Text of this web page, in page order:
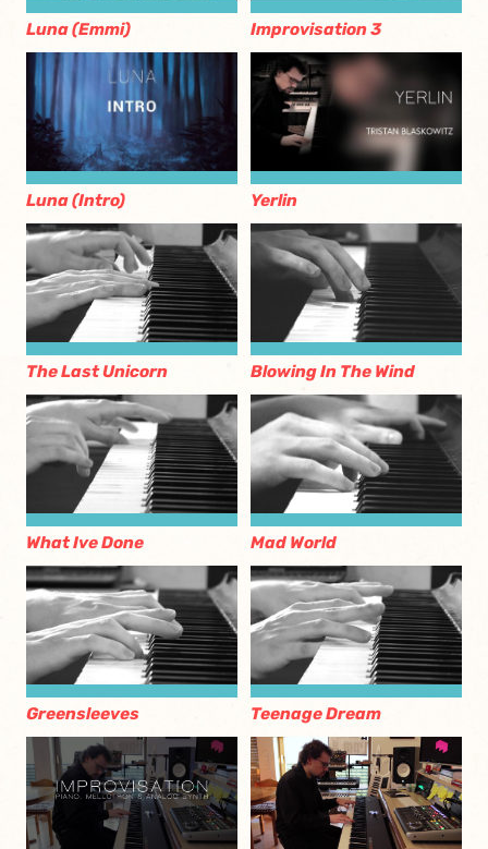
Luna (Emmi) Improvisation 3
Luna (Intro) Yerlin
The Last Unicorn Blowing In The Wind
What Ive Done Mad World
Greensleeves Teenage Dream